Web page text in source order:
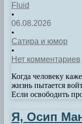
Fluid
•
06.08.2026
•
Сатира и юмор
•
Нет комментариев
Когда человеку
жизнь пытается
Если освободить
Я, Осип